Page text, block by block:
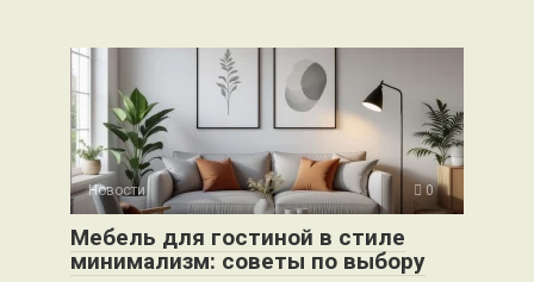
Новости 0
Мебель для гостиной в стиле
минимализм: советы по выбору